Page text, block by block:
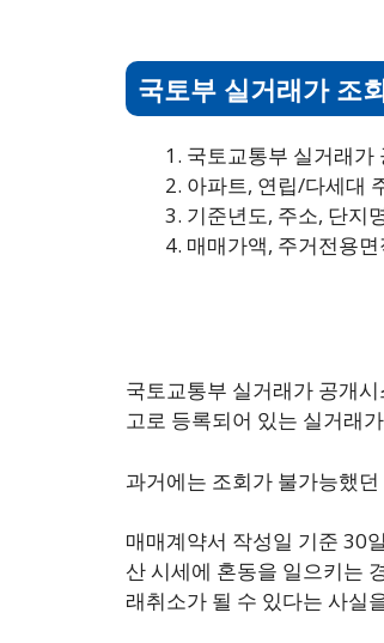
국토부 실거래가 조
국토교통부 실거래가
아파트, 연립/다세대
기준년도, 주소, 단지
매매가액, 주거전용
국토교통부 실거래가 공개
고로 등록되어 있는 실거래
과거에는 조회가 불가능했
매매계약서 작성일 기준 30
산 시세에 혼동을 일으키는
래취소가 될 수 있다는 사실